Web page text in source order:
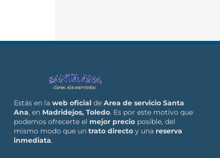
Estás en la web oficial de Area de servicio Santa
Ana, en Madridejos, Toledo. Es por este motivo que
podemos ofrecerte el mejor precio posible, del
mismo modo que un trato directo y una reserva
inmediata.